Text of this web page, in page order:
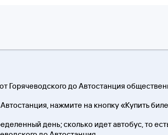
Горячеводского до Автостанция
нажмите на кнопку «Купить
день; сколько идет автобус, то